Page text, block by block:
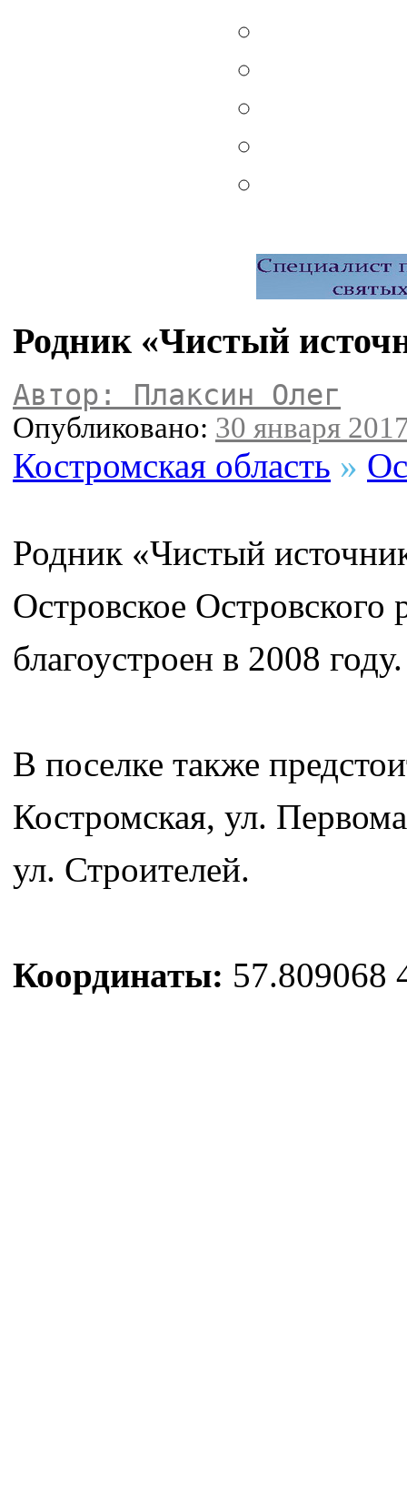
Родник «Чистый
Автор: Плаксин Олег
Опубликовано: 30 января
Костромская область »
Родник «Чистый
Островское
благоустроен в 2008 году.
В поселке также
Костромская, ул.
ул. Строителей.
Координаты: 57.809068